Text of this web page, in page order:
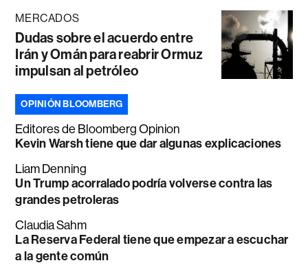
MERCADOS
Dudas sobre el acuerdo entre
Irán y Omán para reabrir Ormuz
impulsan al petróleo
OPINIÓN BLOOMBERG
Editores de Bloomberg Opinion
Kevin Warsh tiene que dar algunas explicaciones
Liam Denning
Un Trump acorralado podría volverse contra las
grandes petroleras
Claudia Sahm
La Reserva Federal tiene que empezar a escuchar
a la gente común